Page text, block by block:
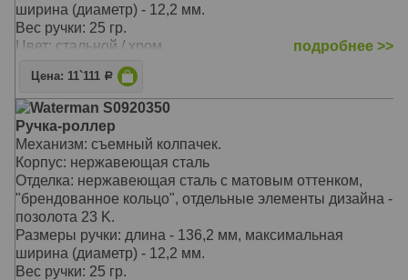
ширина (диаметр) - 12,2 мм.
Вес ручки: 25 гр.
Цвет: стальной / хром.
модель 2011 года, новый дизайн коллекции Hemisphere
ручка упакована в специальную подарочную коробку
используются стандартные стержни для ручек-
роллеров Waterman
подробнее >>
Цена: 11`111 Р
Waterman S0920350
Ручка-роллер
Механизм: съемный колпачек.
Корпус: нержавеющая сталь
Отделка: нержавеющая сталь с матовым оттенком,
"брендованное кольцо", отдельные элементы дизайна -
позолота 23 K.
Размеры ручки: длина - 136,2 мм, максимальная
ширина (диаметр) - 12,2 мм.
Вес ручки: 25 гр.